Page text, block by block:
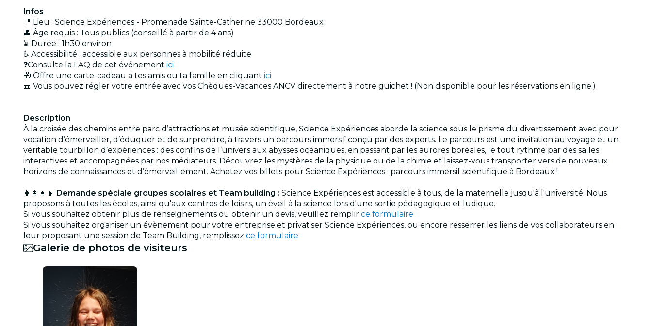
Infos
📍 Lieu : Science Expériences - Promenade Sainte-Catherine 33000 Bordeaux
👤 Âge requis : Tous publics (conseillé à partir de 4 ans)
⌛ Durée : 1h30 environ
♿ Accessibilité : accessible aux personnes à mobilité réduite
❓Consulte la FAQ de cet événement ici
🎁 Offre une carte-cadeau à tes amis ou ta famille en cliquant ici
🎫 Vous pouvez régler votre entrée avec vos Chèques-Vacances ANCV directement à notre guichet ! (Non disponible pour les réservations en ligne.)
Description
À la croisée des chemins entre parc d’attractions et musée scientifique, Science Expériences aborde la science sous le prisme du divertissement avec pour
vocation d’émerveiller, d’éduquer et de surprendre, à travers un parcours immersif conçu par des experts. Le parcours est une invitation au voyage et un
véritable tourbillon d’expériences : des confins de l’univers aux abysses océaniques, en passant par les aurores boréales, le tout rythmé par des salles
interactives et accompagnées par nos médiateurs. Découvrez les mystères de la physique ou de la chimie et laissez-vous transporter vers de nouveaux
horizons de connaissances et d’émerveillement. Achetez vos billets pour Science Expériences : parcours immersif scientifique à Bordeaux !
👩‍👩‍👧‍👦 Demande spéciale groupes scolaires et Team building : Science Expériences est accessible à tous, de la maternelle jusqu'à l'université. Nous
proposons à toutes les écoles, ainsi qu'aux centres de loisirs, un éveil à la science lors d'une sortie pédagogique et ludique.
Si vous souhaitez obtenir plus de renseignements ou obtenir un devis, veuillez remplir ce formulaire
Si vous souhaitez organiser un évènement pour votre entreprise et privatiser Science Expériences, ou encore resserrer les liens de vos collaborateurs en
leur proposant une session de Team Building, remplissez ce formulaire
Galerie de photos de visiteurs